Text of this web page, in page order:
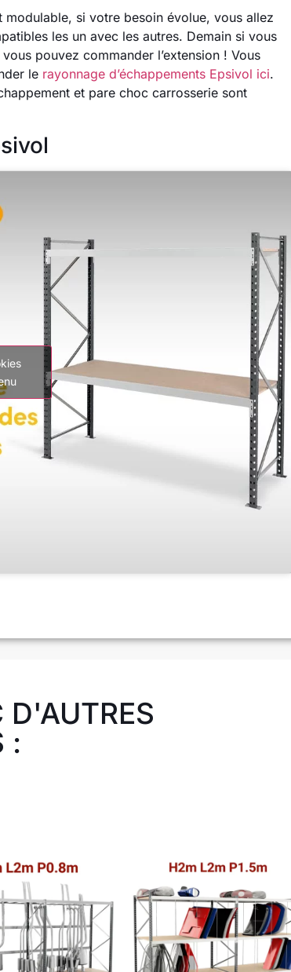
modulable, si votre besoin évolue, vous allez
les un avec les autres. Demain si vous
pouvez commander l’extension ! Vous
le rayonnage d’échappements Epsivol ici.
et pare choc carrosserie sont
D'AUTRES
: